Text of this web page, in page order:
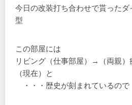
今日の改装打ち合わせで貰った
型
この部屋には
リビング（仕事部屋）→（両親
（現在）と
・・・歴史が刻まれているので